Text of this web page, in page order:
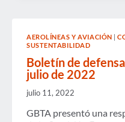
AEROLÍNEAS Y AVIACIÓN |
SUSTENTABILIDAD
Boletín de
julio de 2022
julio 11, 2022
GBTA presentó una